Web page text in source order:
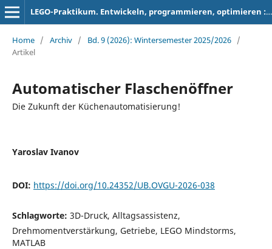
LEGO-Praktikum. Entwickeln, programmieren, optimieren : Berichte der Studierenden zum Projektseminar Elektrotechnik/Informationstechnik
Home / Archiv / Bd. 9 (2026): Wintersemester 2025/2026 /
Artikel
Automatischer Flaschenöffner
Die Zukunft der Küchenautomatisierung!
Yaroslav Ivanov
DOI: https://doi.org/10.24352/UB.OVGU-2026-038
Schlagworte: 3D-Druck, Alltagsassistenz,
Drehmomentverstärkung, Getriebe, LEGO Mindstorms,
MATLAB